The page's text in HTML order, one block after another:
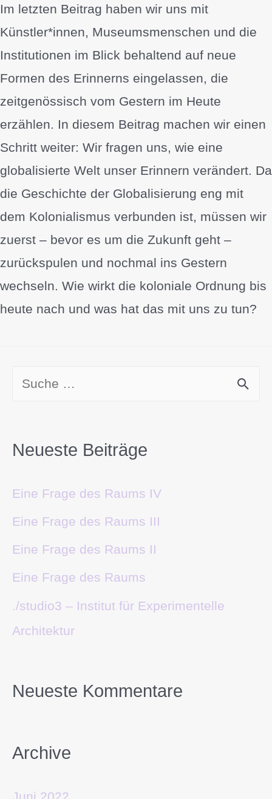
Im letzten Beitrag haben wir uns mit
Künstler*innen, Museumsmenschen und die
Institutionen im Blick behaltend auf neue
Formen des Erinnerns eingelassen, die
zeitgenössisch vom Gestern im Heute
erzählen. In diesem Beitrag machen wir einen
Schritt weiter: Wir fragen uns, wie eine
globalisierte Welt unser Erinnern verändert. Da
die Geschichte der Globalisierung eng mit
dem Kolonialismus verbunden ist, müssen wir
zuerst – bevor es um die Zukunft geht –
zurückspulen und nochmal ins Gestern
wechseln. Wie wirkt die koloniale Ordnung bis
heute nach und was hat das mit uns zu tun?
Neueste Beiträge
Eine Frage des Raums IV
Eine Frage des Raums III
Eine Frage des Raums II
Eine Frage des Raums
./studio3 – Institut für Experimentelle
Architektur
Neueste Kommentare
Archive